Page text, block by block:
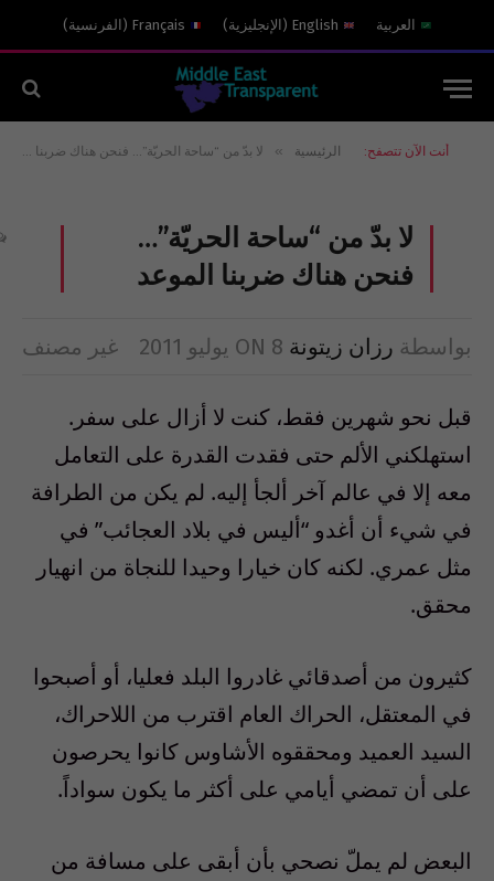
العربية English
( الإنجليزية)
Français
( الفرنسية)
أنت الآن تتصفح: الرئيسية » لا بدّ من “ساحة الحريّة”… فنحن هناك ضربنا الموعد
لا بدّ من “ساحة الحريّة”…
فنحن هناك ضربنا الموعد
بواسطة رزان زيتونة ON 8 يوليو 2011 غير مصنف
قبل نحو شهرين فقط، كنت لا أزال على سفر.
استهلكني الألم حتى فقدت القدرة على التعامل
معه إلا في عالم آخر ألجأ إليه. لم يكن من الطرافة
في شيء أن أغدو “أليس في بلاد العجائب” في
مثل عمري. لكنه كان خيارا وحيدا للنجاة من انهيار
محقق.
كثيرون من أصدقائي غادروا البلد فعليا، أو أصبحوا
في المعتقل، الحراك العام اقترب من اللاحراك،
السيد العميد ومحققوه الأشاوس كانوا يحرصون
على أن تمضي أيامي على أكثر ما يكون سواداً.
البعض لم يملّ نصحي بأن أبقى على مسافة من